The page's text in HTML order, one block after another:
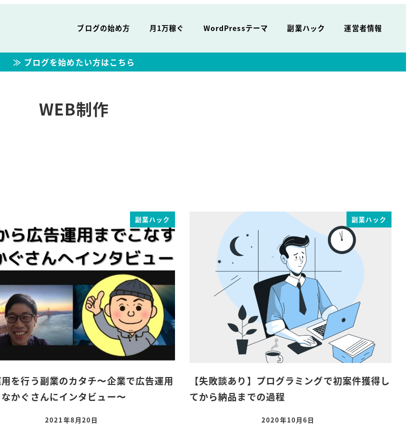
ブログの始め方 月1万稼ぐ WordPressテーマ 副業ハック 運営者情報
≫ ブログを始めたい方はこちら
WEB制作
副業ハック
を行う副業のカタチ〜企業で広告運用
かぐさんにインタビュー〜
2021年8月20日
副業ハック
【失敗談あり】プログラミングで初案件獲得し
てから納品までの過程
2020年10月6日